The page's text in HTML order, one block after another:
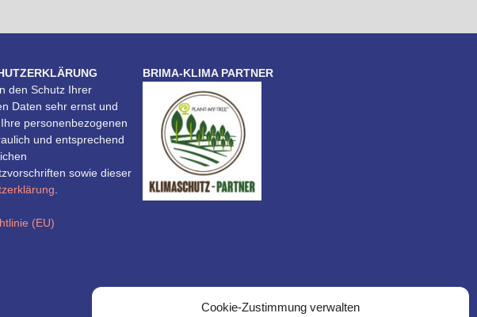
Cookie-Zustimmung verwalten
den Schutz Ihrer
Daten sehr ernst und
personenbezogenen
und entsprechend
sowie dieser
(EU)
BRIMA-KLIMA PARTNER